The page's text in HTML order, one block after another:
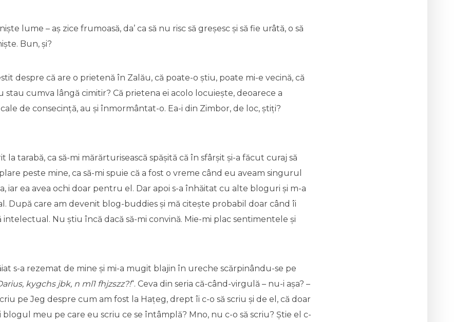
lume – aș zice frumoasă, da’ ca să nu risc să greșesc și să fie urâtă, o să
Bun, și?
despre că are o prietenă în Zalău, că poate-o știu, poate mi-e vecină, că
stau cumva lângă cimitir? Că prietena ei acolo locuiește, deoarece a
de consecință, au și înmormântat-o. Ea-i din Zimbor, de loc, știți?
la tarabă, ca să-mi mărărturisească spășită că în sfârșit și-a făcut curaj să
peste mine, ca să-mi spuie că a fost o vreme când eu aveam singurul
iar ea avea ochi doar pentru el. Dar apoi s-a înhăitat cu alte bloguri și m-a
După care am devenit blog-buddies și mă citește probabil doar când îi
Nu știu încă dacă să-mi convină. Mie-mi plac sentimentele și
s-a rezemat de mine și mi-a mugit blajin în ureche scărpinându-se pe
kygchs jbk, n ml1 fhjzszz?!“. Ceva din seria că-când-virgulă – nu-i așa? –
pe Jeg despre cum am fost la Hațeg, drept îi c-o să scriu și de el, că doar
blogul meu pe care eu scriu ce se întâmplă? Mno, nu c-o să scriu? Știe el c-